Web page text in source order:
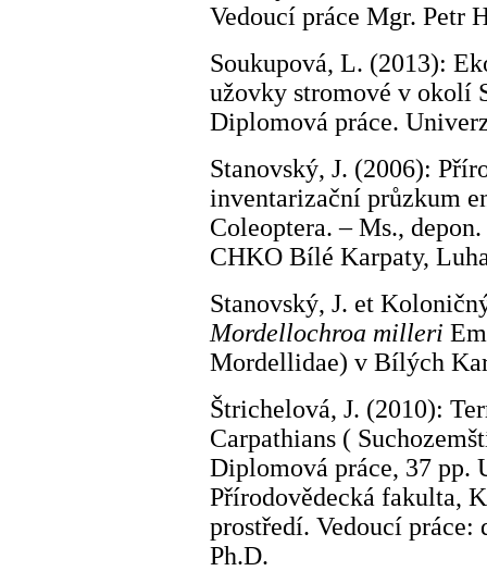
Vedoucí práce Mgr. Petr
Soukupová, L. (2013):
užovky stromové v okolí
Diplomová práce.
Stanovský, J. (2006):
inventarizační průzkum
Coleoptera. – Ms.,
CHKO Bílé Karpaty,
Stanovský, J. et
Mordellochroa milleri
Mordellidae) v Bílých
Štrichelová, J. (2010):
Carpathians (
Diplomová práce, 37 pp.
Přírodovědecká fakulta,
prostředí. Vedoucí
Ph.D.